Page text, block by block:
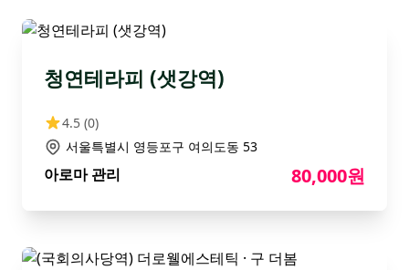
청연테라피 (샛강역)
4.5 (0)
서울특별시 영등포구 여의도동 53
아로마 관리 80,000원